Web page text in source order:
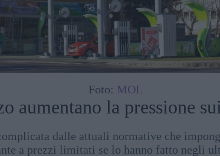
Foto: MOL
aumentano la pressione
dalle attuali normative che
a prezzi limitati se lo hanno fatto negli